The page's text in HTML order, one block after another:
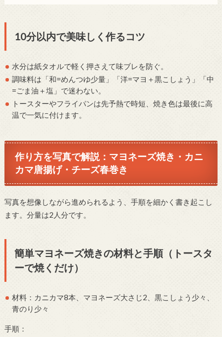
10分以内で美味しく作るコツ
水分は紙タオルで軽く押さえて味ブレを防ぐ。
調味料は「和=めんつゆ少量」「洋=マヨ＋黒こしょう」「中
=ごま油＋塩」で迷わない。
トースターやフライパンは先予熱で時短、焼き色は最後に高
温で一気に付けます。
作り方を写真で解説：マヨネーズ焼き・カニ
カマ唐揚げ・チーズ春巻き
写真を想像しながら進められるよう、手順を細かく書き起こし
ます。分量は2人分です。
簡単マヨネーズ焼きの材料と手順（トースタ
ーで焼くだけ）
材料：カニカマ8本、マヨネーズ大さじ2、黒こしょう少々、
青のり少々
手順：